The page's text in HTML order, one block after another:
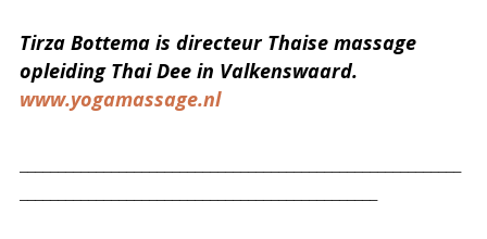
Tirza Bottema is directeur Thaise massage
opleiding Thai Dee in Valkenswaard.
www.yogamassage.nl